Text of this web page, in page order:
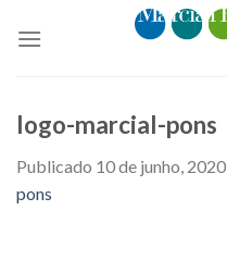
logo-marcial-pons
Publicado 10 de junho, 2020
pons